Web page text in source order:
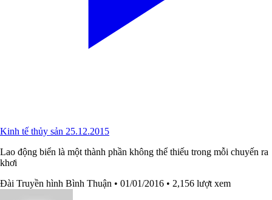
Kinh tế thủy sản 25.12.2015
Lao động biển là một thành phần không thể thiếu trong mỗi chuyến ra
khơi
Đài Truyền hình Bình Thuận • 01/01/2016 • 2,156 lượt xem